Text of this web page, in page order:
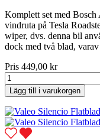
Komplett set med
vindruta på Tesla
wiper, dvs. denna bil
dock med två blad,
Pris 449,00 kr
Lägg till i varukorgen